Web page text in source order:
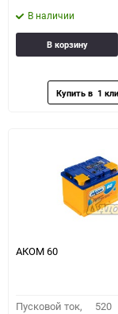
В наличии
В корзину
АКОМ 60
Пусковой ток,
520